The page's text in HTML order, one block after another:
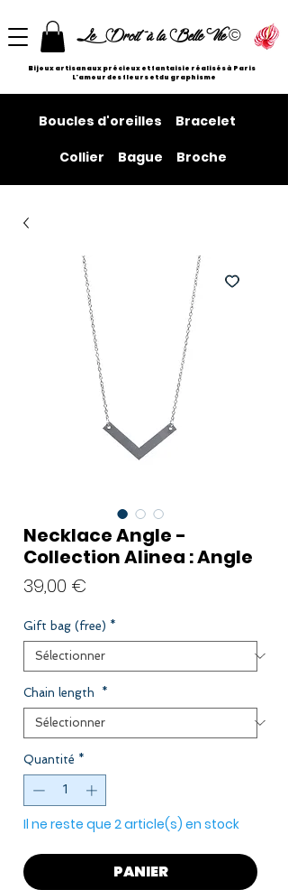
Le Droit à la Belle Vie©
Bijoux artisanaux précieux et fantaisie réalisés à Paris
L'amour des fleurs et du graphisme
Boucles d'oreilles
Bracelet
Collier
Bague Broche
Necklace Angle -
Collection Alinea : Angle
39,00 €
Gift bag (free) *
Chain length *
Quantité *
Il ne reste que 2 article(s) en stock
PANIER